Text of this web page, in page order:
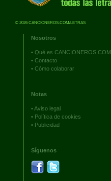
© 2026 CANCIONEROS.COM/LETRAS
Nosotros
• Qué es
• Contacto
• Cómo colaborar
Notas
•Aviso legal
• Política de cookies
• Publicidad
Síguenos